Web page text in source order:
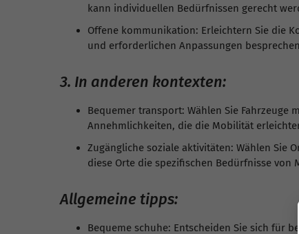
kann individuellen Bedürfnissen gerecht
Offene kommunikation: Erleichtern Sie die
und erforderlichen Anpassungen
3. In anderen kontexten:
Bequemer transport: Wählen Sie
Annehmlichkeiten, die die Mobilität
Zugängliche soziale aktivitäten: Wählen Sie
diese Orte die spezifischen Bedürfnisse
Allgemeine tipps:
Bequeme schuhe: Entscheiden Sie sich für